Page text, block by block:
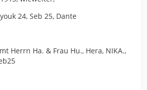
24, Seb 25, Dante
Herrn Ha. & Frau Hu., Hera, NIKA.,